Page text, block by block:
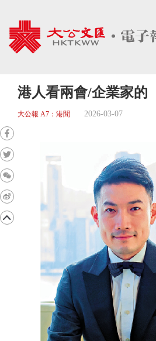
港人看兩會/企業家的
大公報 A7：港聞 2026-03-07